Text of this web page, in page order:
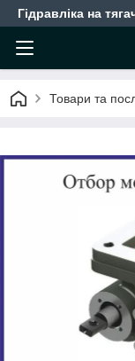
Гідравліка на
Товари та